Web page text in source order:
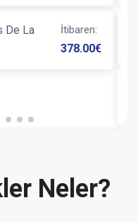
De La
İtibaren:
378.00€
Neler?